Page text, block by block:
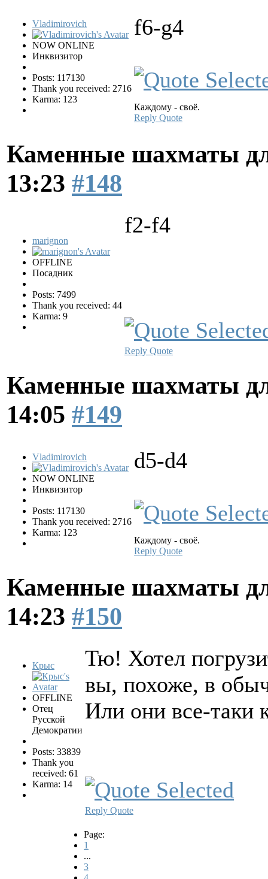
Vladimirovich
NOW ONLINE
Инквизитор
Posts: 117130
Thank you received: 2716
Karma: 123
f6-g4
Каждому - своё.
Reply Quote
Каменные шахматы
13:23 #148
marignon
OFFLINE
Посадник
Posts: 7499
Thank you received: 44
Karma: 9
f2-f4
Reply Quote
Каменные шахматы
14:05 #149
Vladimirovich
NOW ONLINE
Инквизитор
Posts: 117130
Thank you received: 2716
Karma: 123
d5-d4
Каждому - своё.
Reply Quote
Каменные шахматы
14:23 #150
Крыс
OFFLINE
Отец
Русской
Демократии
Posts: 33839
Thank you
received: 61
Karma: 14
Тю! Хотел
вы, похоже, в
Или они все-таки
Reply Quote
Page:
1
...
3